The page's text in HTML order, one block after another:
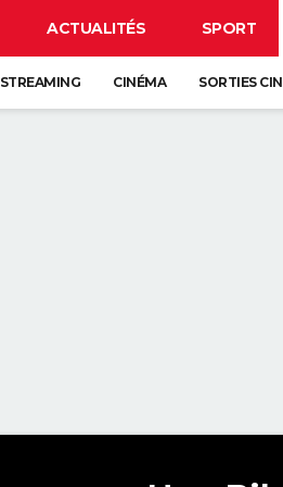
ACTUALITÉS SPORT
STREAMING CINÉMA SORTIES